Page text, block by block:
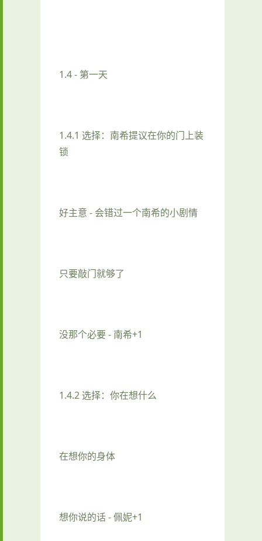
1.4 - 第一天
1.4.1 选择：南希提议在你的门上装
锁
好主意 - 会错过一个南希的小剧情
只要敲门就够了
没那个必要 - 南希+1
1.4.2 选择：你在想什么
在想你的身体
想你说的话 - 佩妮+1